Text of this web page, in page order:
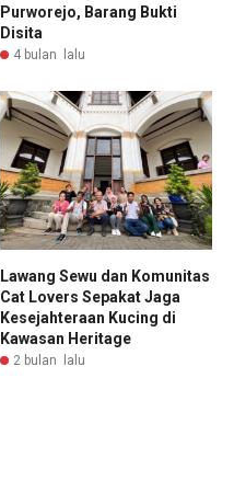
Purworejo, Barang Bukti
Disita
4 bulan lalu
Lawang Sewu dan Komunitas
Cat Lovers Sepakat Jaga
Kesejahteraan Kucing di
Kawasan Heritage
2 bulan lalu